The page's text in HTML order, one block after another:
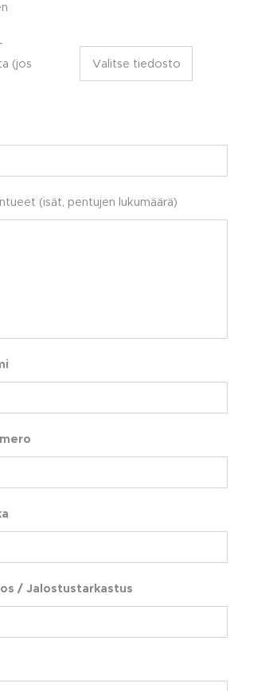
(jos
Valitse tiedosto
(isät, pentujen lukumäärä)
/ Jalostustarkastus